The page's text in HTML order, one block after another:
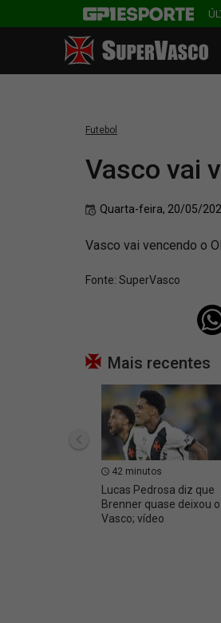
Futebol
Vasco vai
Quarta-feira, 20/05/
Vasco vai vencendo o
Fonte: SuperVasco‎‎‎‎‎‎
Mais recentes
42 minutos
Lucas Pedrosa diz que
Brenner quase deixou o
Vasco; vídeo